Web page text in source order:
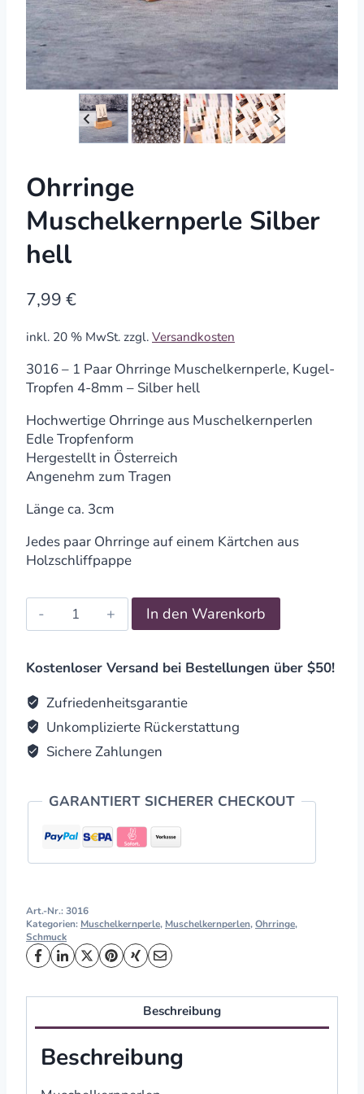
Ohrringe
Muschelkernperle Silber
hell
7,99 €
inkl. 20 % MwSt. zzgl. Versandkosten
3016 – 1 Paar Ohrringe Muschelkernperle, Kugel-
Tropfen 4-8mm – Silber hell
Hochwertige Ohrringe aus Muschelkernperlen
Edle Tropfenform
Hergestellt in Österreich
Angenehm zum Tragen
Länge ca. 3cm
Jedes paar Ohrringe auf einem Kärtchen aus
Holzschliffpappe
Ohrringe
Muschelkernperle
hell
In den Warenkorb
Kostenloser Versand bei Bestellungen über $50!
Zufriedenheitsgarantie
Unkomplizierte Rückerstattung
Sichere Zahlungen
GARANTIERT SICHERER CHECKOUT
Art.-Nr.:3016
Kategorien: Muschelkernperle, Muschelkernperlen,Ohrringe,
Schmuck
Beschreibung
Beschreibung